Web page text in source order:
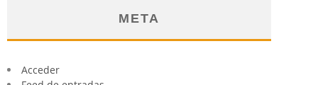
META
Acceder